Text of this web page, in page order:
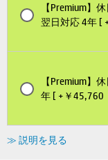
【Premium】
翌日対応 4年 [
【Premium】
年 [ +￥45,760
≫ 説明を見る